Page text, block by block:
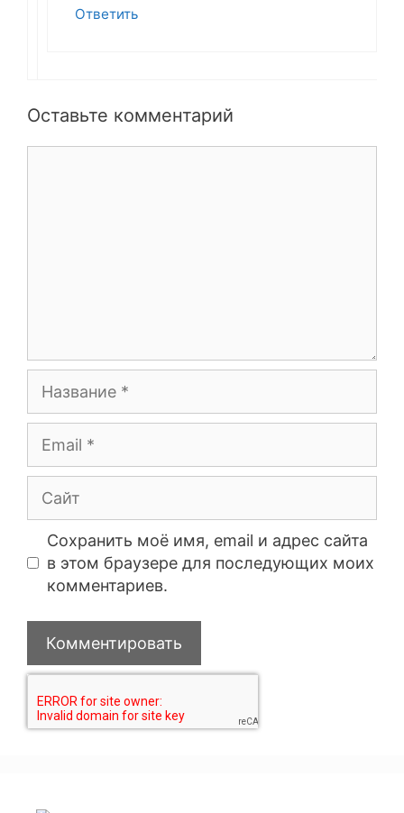
Ответить
Оставьте комментарий
Сохранить моё имя, email и адрес сайта
в этом браузере для последующих моих
комментариев.